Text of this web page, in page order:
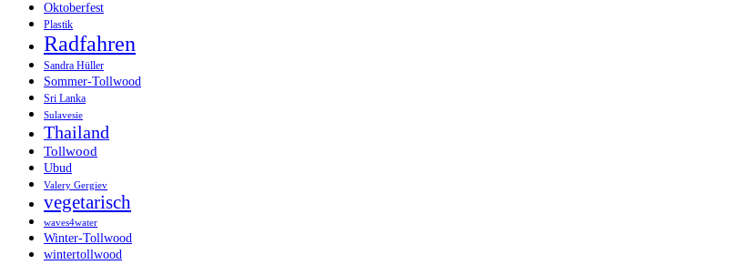
Oktoberfest
Plastik
Radfahren
Sandra Hüller
Sommer-Tollwood
Sri Lanka
Sulavesie
Thailand
Tollwood
Ubud
Valery Gergiev
vegetarisch
waves4water
Winter-Tollwood
wintertollwood